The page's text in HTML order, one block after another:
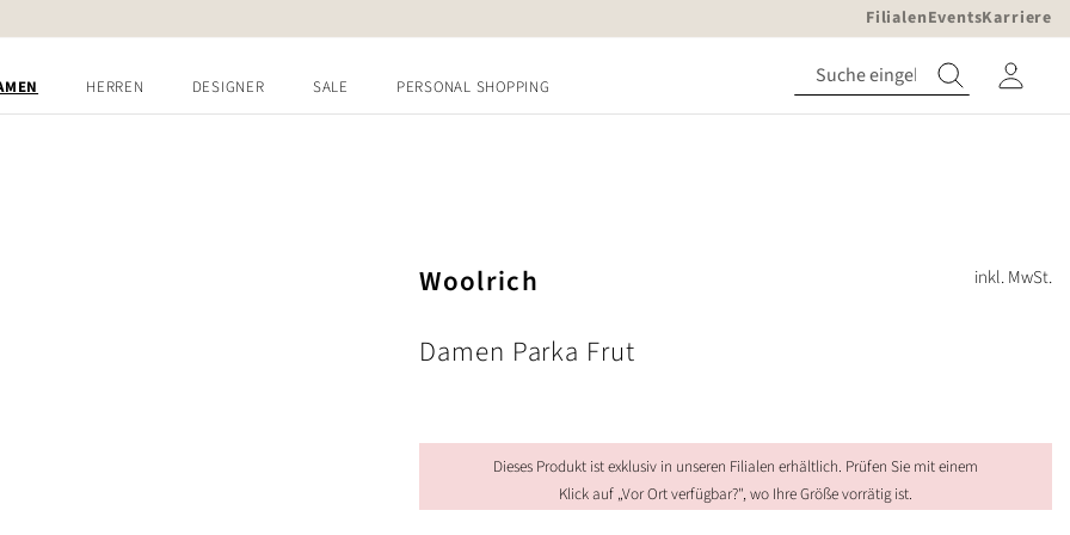
FilialenEventsKarriere
HERREN DESIGNER SALE PERSONAL SHOPPING
Woolrich
Damen Parka Frut
inkl. MwSt.
Dieses Produkt ist exklusiv in unseren Filialen erhältlich. Prüfen Sie mit einem
Klick auf „Vor Ort verfügbar?", wo Ihre Größe vorrätig ist.